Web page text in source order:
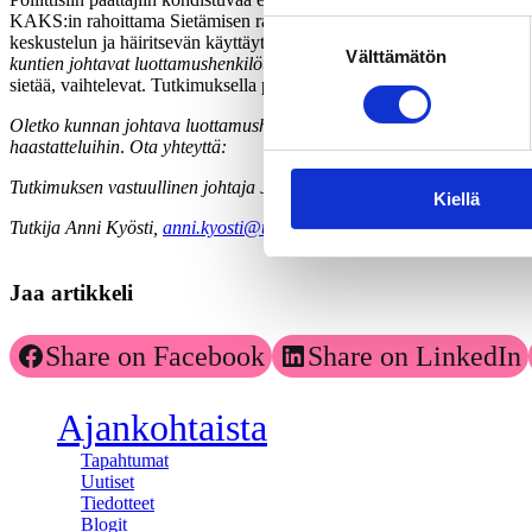
Suostumuksen
Välttämätön
Kiellä
KAKS:in rahoittama Sietämisen rajat -tutkimus, jossa pureudutaan
keskustelun ja häiritsevän käyttäytymisen välille. Tutkimusta ohjaavat
kuntien johtavat luottamushenkilöt kuvailevat sietämisen rajoja?
sietää, vaihtelevat. Tutkimuksella pyrimme laajentamaan
Oletko kunnan johtava luottamushenkilö? Onko sinulla
haastatteluihin. Ota yhteyttä:
Tutkimuksen vastuullinen johtaja Jenni Airaksinen,
Tutkija Anni Kyösti, anni.kyosti@tuni.fi
Jaa artikkeli
Share on Facebook Share on LinkedIn
Ajankohtaista
Tapahtumat
Uutiset
Tiedotteet
Blogit